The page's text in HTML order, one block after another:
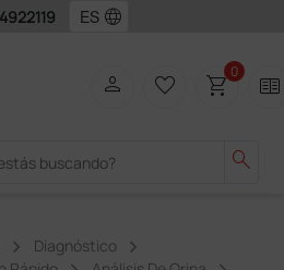
language
search
person favorite_border shopping_cart0 two_pager
Diagnóstico